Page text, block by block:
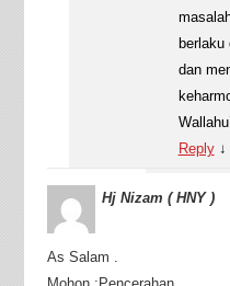
berlaku
dan
Reply ↓
Hj Nizam ( HNY )
As Salam .